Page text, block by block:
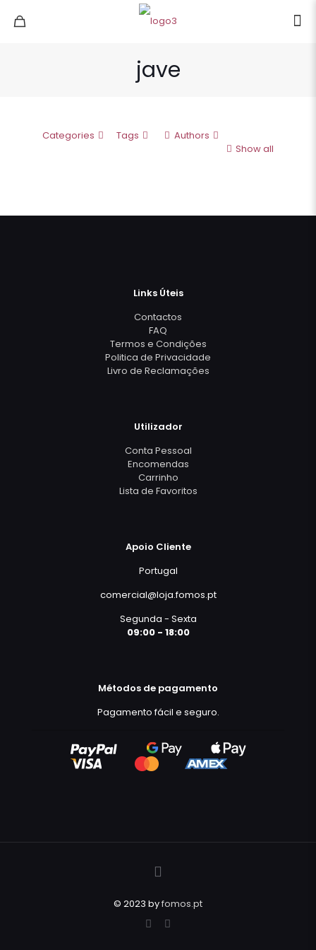
jave
Categories Tags
Authors
Show all
Links Úteis
Contactos
FAQ
Termos e Condições
Politica de Privacidade
Livro de Reclamações
Utilizador
Conta Pessoal
Encomendas
Carrinho
Lista de Favoritos
Apoio Cliente
Portugal
comercial@loja.fomos.pt
Segunda - Sexta
09:00 - 18:00
Métodos de pagamento
Pagamento fácil e seguro.
© 2023 byfomos.pt